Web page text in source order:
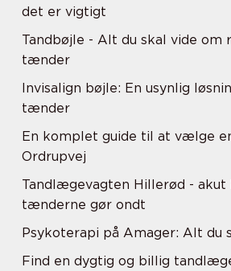
det er vigtigt
Tandbøjle - Alt du skal vide om
tænder
Invisalign bøjle: En usynlig
tænder
En komplet guide til at vælge
Ordrupvej
Tandlægevagten Hillerød -
tænderne gør ondt
Psykoterapi på Amager: Alt du
Find en dygtig og billig